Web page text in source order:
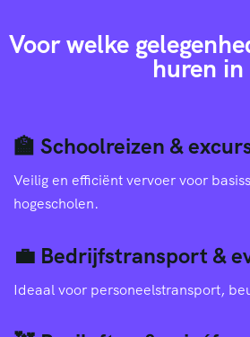
Voor welke
huren in
🏫 Schoolreizen &
Veilig en efficiënt vervoer voor
hogescholen.
💼 Bedrijfstransport &
Ideaal voor personeelstransport,